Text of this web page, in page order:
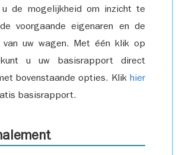
de mogelijkheid om inzicht te
voorgaande eigenaren en de
van uw wagen. Met één klik op
u uw basisrapport direct
bovenstaande opties. Klik hier
basisrapport.